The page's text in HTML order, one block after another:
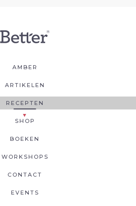
AMBER
ARTIKELEN
RECEPTEN
SHOP
BOEKEN
WORKSHOPS
CONTACT
EVENTS